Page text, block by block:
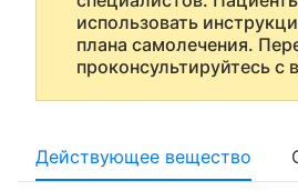
использовать
плана самолечения.
проконсультируйтесь с
Действующее вещество